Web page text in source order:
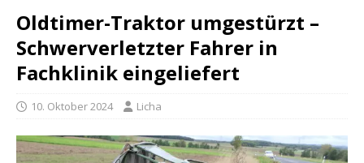
Oldtimer-Traktor umgestürzt –
Schwerverletzter Fahrer in
Fachklinik eingeliefert
10. Oktober 2024 Licha